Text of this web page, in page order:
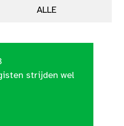
ALLE
strijden wel